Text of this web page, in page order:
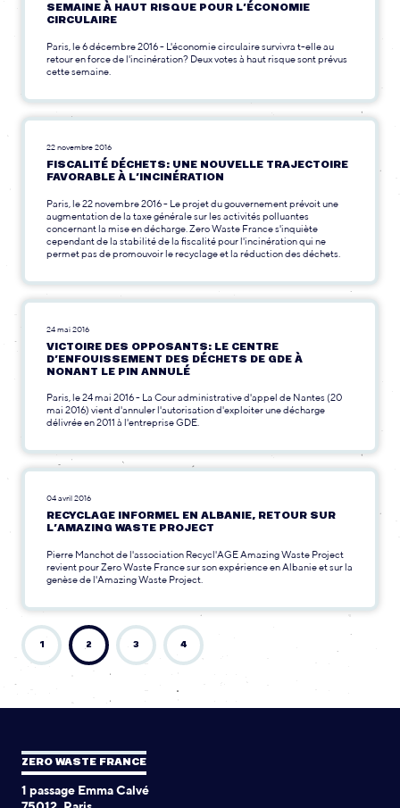
SEMAINE À HAUT RISQUE POUR L’ÉCONOMIE
CIRCULAIRE
Paris, le 6 décembre 2016 - L'économie circulaire survivra t-elle au
retour en force de l'incinération? Deux votes à haut risque sont prévus
cette semaine.
22 novembre 2016
FISCALITÉ DÉCHETS: UNE NOUVELLE TRAJECTOIRE
FAVORABLE À L’INCINÉRATION
Paris, le 22 novembre 2016 - Le projet du gouvernement prévoit une
augmentation de la taxe générale sur les activités polluantes
concernant la mise en décharge. Zero Waste France s'inquiète
cependant de la stabilité de la fiscalité pour l'incinération qui ne
permet pas de promouvoir le recyclage et la réduction des déchets.
24 mai 2016
VICTOIRE DES OPPOSANTS: LE CENTRE
D’ENFOUISSEMENT DES DÉCHETS DE GDE À
NONANT LE PIN ANNULÉ
Paris, le 24 mai 2016 - La Cour administrative d'appel de Nantes (20
mai 2016) vient d'annuler l'autorisation d'exploiter une décharge
délivrée en 2011 à l'entreprise GDE.
04 avril 2016
RECYCLAGE INFORMEL EN ALBANIE, RETOUR SUR
L’AMAZING WASTE PROJECT
Pierre Manchot de l'association Recycl'AGE Amazing Waste Project
revient pour Zero Waste France sur son expérience en Albanie et sur la
genèse de l'Amazing Waste Project.
1 2 3 4
ZERO WASTE FRANCE
1 passage Emma Calvé